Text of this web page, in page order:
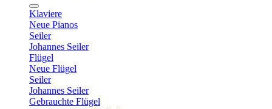
Klaviere
Neue Pianos
Seiler
Johannes Seiler
Flügel
Neue Flügel
Seiler
Johannes Seiler
Gebrauchte Flügel